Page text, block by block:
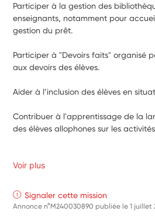
Participer à la gestion des
enseignants, notamment pour
gestion du prêt.
Participer à "Devoirs faits" organisé
aux devoirs des élèves.
Aider à l’inclusion des élèves en
Contribuer à l'apprentissage de la
des élèves allophones sur les
Voir plus
Signaler cette mission
Annonce n°M240030890 publiée le1 juillet